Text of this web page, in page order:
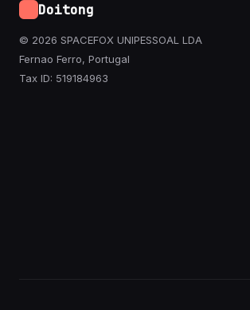
Doitong
© 2026 SPACEFOX UNIPESSOAL LDA
Fernao Ferro, Portugal
Tax ID: 519184963